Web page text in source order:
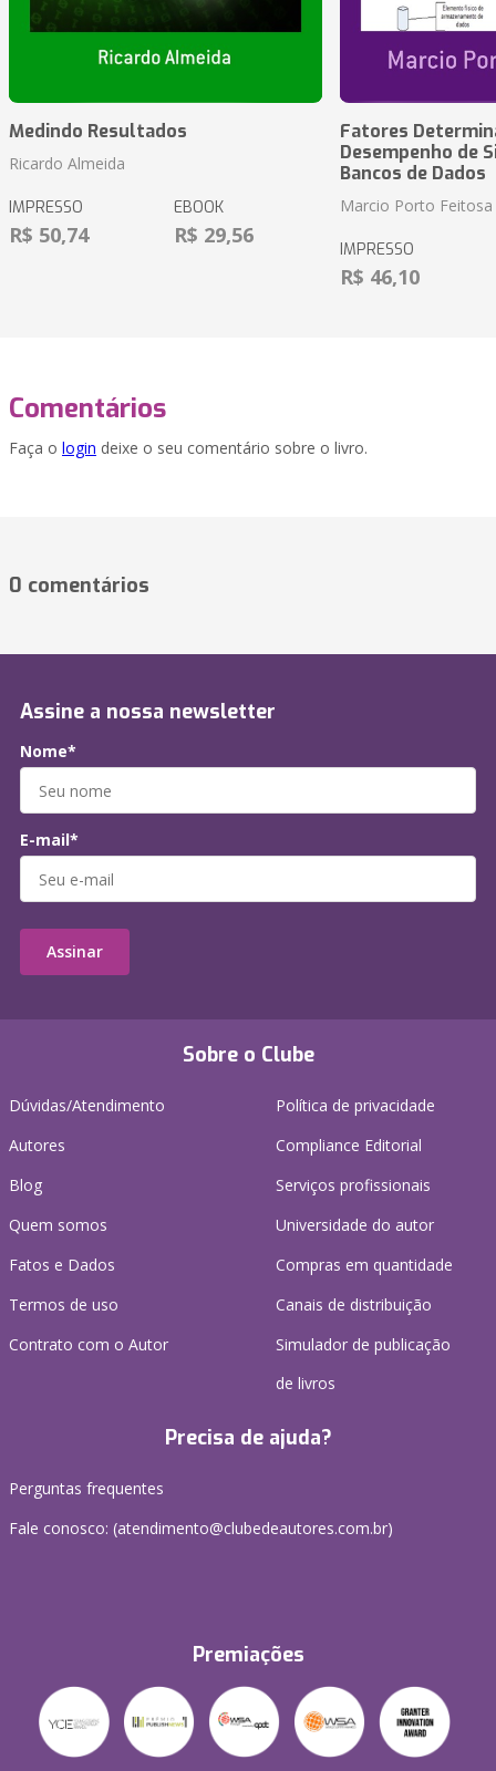
Medindo Resultados
Ricardo Almeida
IMPRESSO
R$ 50,74
EBOOK
R$ 29,56
Fatores
Desempenho de
Bancos de Dados
Marcio Porto Feitosa
IMPRESSO
R$ 46,10
Comentários
Faça o login deixe o seu comentário sobre o livro.
0 comentários
Sobre o Clube
Dúvidas/Atendimento
Autores
Blog
Quem somos
Fatos e Dados
Termos de uso
Contrato com o Autor
Política de privacidade
Compliance Editorial
Serviços profissionais
Universidade do autor
Compras em quantidade
Canais de distribuição
Simulador de publicação
de livros
Precisa de ajuda?
Perguntas frequentes
Fale conosco: (atendimento@clubedeautores.com.br)
Premiações
Assine a nossa newsletter
Nome*
E-mail*
Assinar